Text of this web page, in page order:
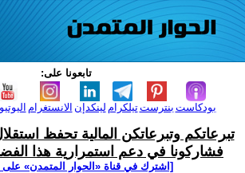
تابعونا على:
الانستغرام لينكدإن تيلكرامبنترست بودكاست
تبرعاتكم وتبرعاتكن المالية تحفظ
فشاركونا في دعم استمرارية هذا
[اشترك في قناة ‫«الحوار المتمدن» على